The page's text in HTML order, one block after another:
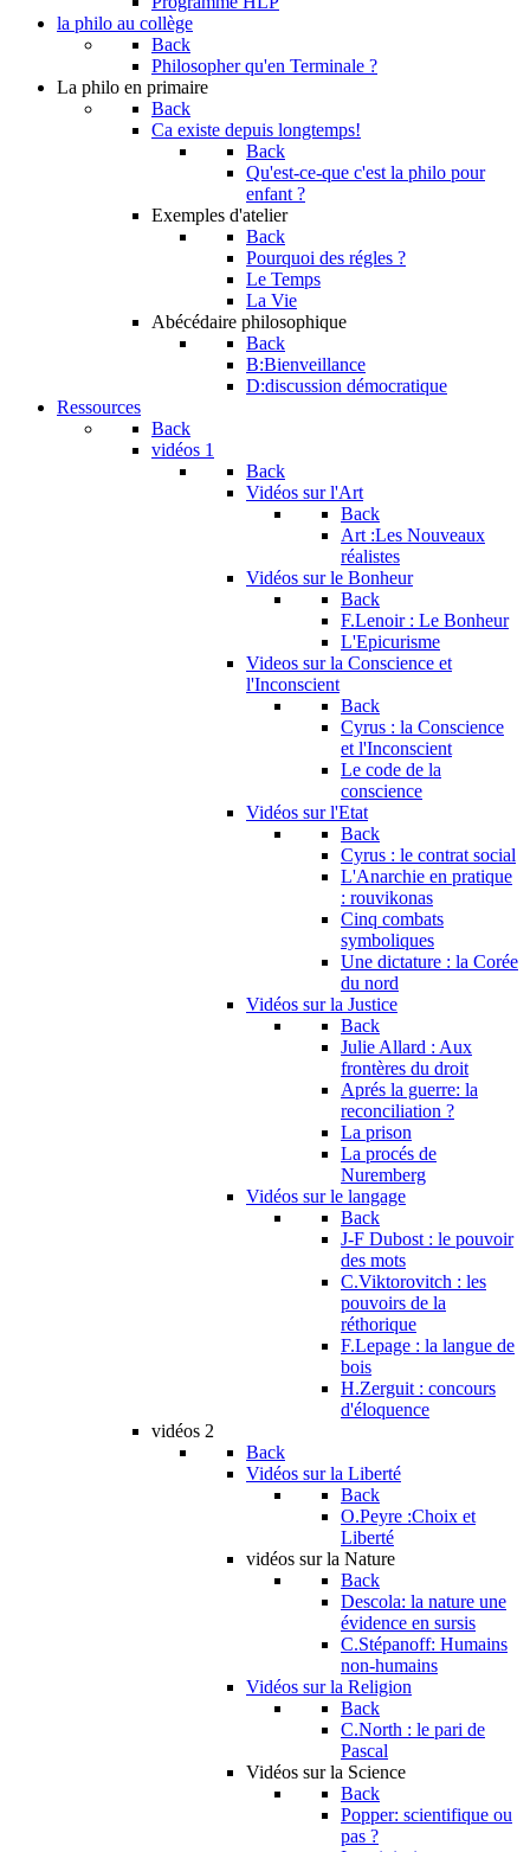
la philo au collège
Back
Philosopher qu'en Terminale ?
La philo en primaire
Back
Ca existe depuis longtemps!
Back
Qu'est-ce-que c'est la philo pour
enfant ?
Exemples d'atelier
Back
Pourquoi des régles ?
Le Temps
La Vie
Abécédaire philosophique
Back
B:Bienveillance
D:discussion démocratique
Ressources
Back
vidéos 1
Back
Vidéos sur l'Art
Back
Art :Les Nouveaux
réalistes
Vidéos sur le Bonheur
Back
F.Lenoir : Le Bonheur
L'Epicurisme
Videos sur la Conscience et
l'Inconscient
Back
Cyrus : la Conscience
et l'Inconscient
Le code de la
conscience
Vidéos sur l'Etat
Back
Cyrus : le contrat social
L'Anarchie en pratique
: rouvikonas
Cinq combats
symboliques
Une dictature : la Corée
du nord
Vidéos sur la Justice
Back
Julie Allard : Aux
frontères du droit
Aprés la guerre: la
reconciliation ?
La prison
La procés de
Nuremberg
Vidéos sur le langage
Back
J-F Dubost : le pouvoir
des mots
C.Viktorovitch : les
pouvoirs de la
réthorique
F.Lepage : la langue de
bois
H.Zerguit : concours
d'éloquence
vidéos 2
Back
Vidéos sur la Liberté
Back
O.Peyre :Choix et
Liberté
vidéos sur la Nature
Back
Descola: la nature une
évidence en sursis
C.Stépanoff: Humains
non-humains
Vidéos sur la Religion
Back
C.North : le pari de
Pascal
Vidéos sur la Science
Back
Popper: scientifique ou
pas ?